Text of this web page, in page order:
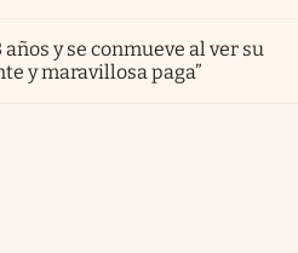
y se conmueve al ver su
y maravillosa paga”